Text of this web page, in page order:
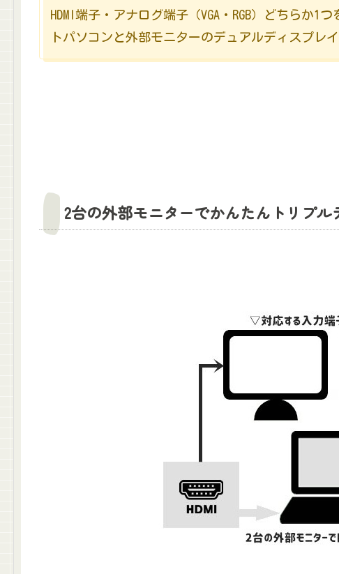
HDMI端子・アナログ端子（VGA・RGB）どちらか
トパソコンと外部モニターのデュアルディスプレ
2台の外部モニターでかんたんトリプル